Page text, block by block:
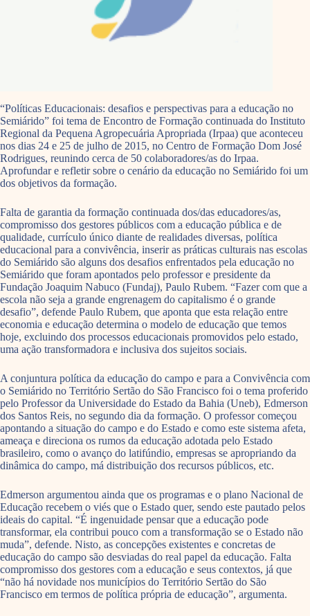
“Políticas Educacionais: desafios e perspectivas para a educação no
Semiárido” foi tema de Encontro de Formação continuada do Instituto
Regional da Pequena Agropecuária Apropriada (Irpaa) que aconteceu
nos dias 24 e 25 de julho de 2015, no Centro de Formação Dom José
Rodrigues, reunindo cerca de 50 colaboradores/as do Irpaa.
Aprofundar e refletir sobre o cenário da educação no Semiárido foi um
dos objetivos da formação.
Falta de garantia da formação continuada dos/das educadores/as,
compromisso dos gestores públicos com a educação pública e de
qualidade, currículo único diante de realidades diversas, política
educacional para a convivência, inserir as práticas culturais nas escolas
do Semiárido são alguns dos desafios enfrentados pela educação no
Semiárido que foram apontados pelo professor e presidente da
Fundação Joaquim Nabuco (Fundaj), Paulo Rubem. “Fazer com que a
escola não seja a grande engrenagem do capitalismo é o grande
desafio”, defende Paulo Rubem, que aponta que esta relação entre
economia e educação determina o modelo de educação que temos
hoje, excluindo dos processos educacionais promovidos pelo estado,
uma ação transformadora e inclusiva dos sujeitos sociais.
A conjuntura política da educação do campo e para a Convivência com
o Semiárido no Território Sertão do São Francisco foi o tema proferido
pelo Professor da Universidade do Estado da Bahia (Uneb), Edmerson
dos Santos Reis, no segundo dia da formação. O professor começou
apontando a situação do campo e do Estado e como este sistema afeta,
ameaça e direciona os rumos da educação adotada pelo Estado
brasileiro, como o avanço do latifúndio, empresas se apropriando da
dinâmica do campo, má distribuição dos recursos públicos, etc.
Edmerson argumentou ainda que os programas e o plano Nacional de
Educação recebem o viés que o Estado quer, sendo este pautado pelos
ideais do capital. “É ingenuidade pensar que a educação pode
transformar, ela contribui pouco com a transformação se o Estado não
muda”, defende. Nisto, as concepções existentes e concretas de
educação do campo são desviadas do real papel da educação. Falta
compromisso dos gestores com a educação e seus contextos, já que
“não há novidade nos municípios do Território Sertão do São
Francisco em termos de política própria de educação”, argumenta.